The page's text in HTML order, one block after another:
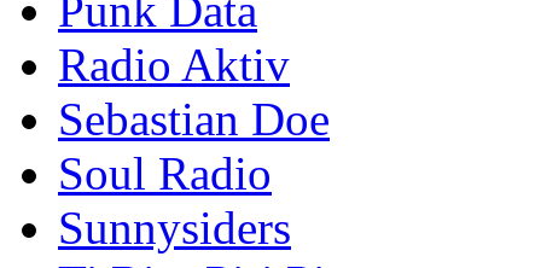
Punk Data
Radio Aktiv
Sebastian Doe
Soul Radio
Sunnysiders